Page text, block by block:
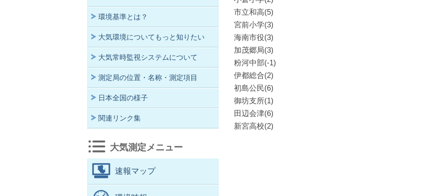
市立和高(5)
宮前小学(3)
海南市役(3)
加茂郷局(3)
粉河中部(-1)
伊都総合(2)
初島公民(6)
御坊支所(1)
田辺会津(6)
新宮高校(2)
環境基準とは？
大気環境についてもっと知りたい
大気常時監視システムについて
測定局の位置・名称・測定項目
日本全国の様子
関連リンク集
大気測定メニュー
速報マップ